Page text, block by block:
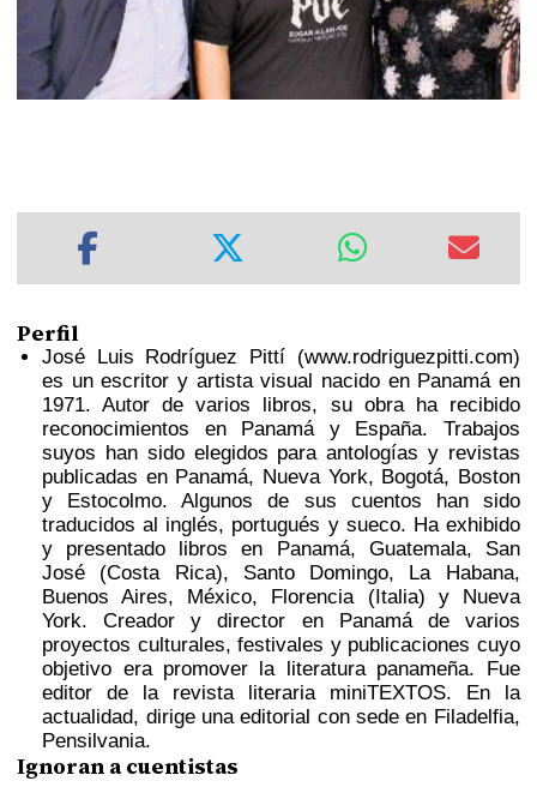
Perfil
José Luis Rodríguez Pittí (www.rodriguezpitti.com)
es un escritor y artista visual nacido en Panamá en
1971. Autor de varios libros, su obra ha recibido
reconocimientos en Panamá y España. Trabajos
suyos han sido elegidos para antologías y revistas
publicadas en Panamá, Nueva York, Bogotá, Boston
y Estocolmo. Algunos de sus cuentos han sido
traducidos al inglés, portugués y sueco. Ha exhibido
y presentado libros en Panamá, Guatemala, San
José (Costa Rica), Santo Domingo, La Habana,
Buenos Aires, México, Florencia (Italia) y Nueva
York. Creador y director en Panamá de varios
proyectos culturales, festivales y publicaciones cuyo
objetivo era promover la literatura panameña. Fue
editor de la revista literaria miniTEXTOS. En la
actualidad, dirige una editorial con sede en Filadelfia,
Pensilvania.
Ignoran a cuentistas